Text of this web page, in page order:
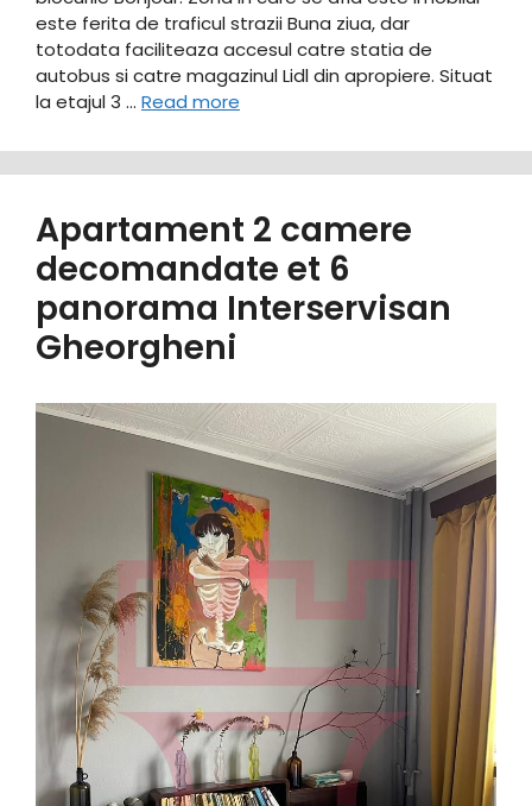
este ferita de traficul strazii Buna ziua, dar
totodata faciliteaza accesul catre statia de
autobus si catre magazinul Lidl din apropiere. Situat
la etajul 3 … Read more
Apartament 2 camere
decomandate et 6
panorama Interservisan
Gheorgheni